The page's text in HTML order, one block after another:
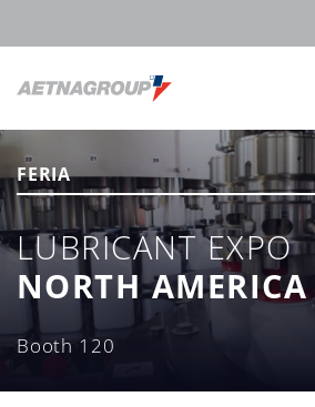
FERIA
LUBRICANT EXPO
NORTH AMERICA
Booth 120